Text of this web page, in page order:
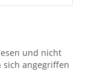
hätte mir
und nicht
sich angegriffen